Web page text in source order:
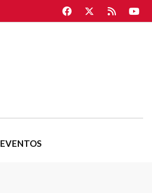
EVENTOS